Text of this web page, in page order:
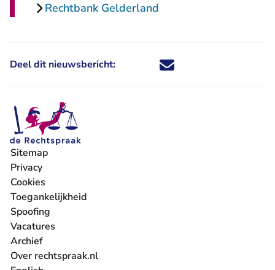
Rechtbank Gelderland
Deel dit nieuwsbericht: Deel dit nieuwsbericht via X -
Deel dit nieuwsbericht via
Deel dit nieuwsbericht
Deel dit
Sitemap
Privacy
Cookies
Toegankelijkheid
Spoofing
Vacatures
- U verlaat Rechtspraak.nl
Archief
Over rechtspraak.nl